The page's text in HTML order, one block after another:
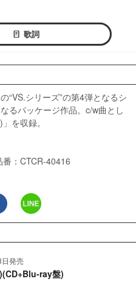
歌詞
“VS.シリーズ”の第4弾となるシ
るパッケージ作品。c/w曲とし
を収録。
：CTCR-40416
発売
ray盤)